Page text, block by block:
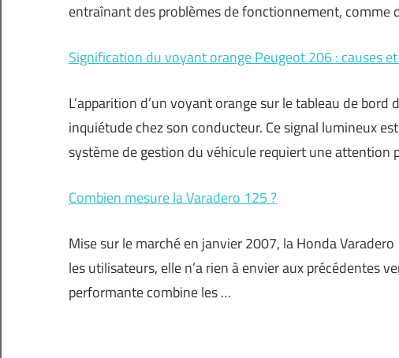
entraînant des problèmes de fonctionnement, comme
Signification du voyant orange Peugeot 206 : causes
L’apparition d’un voyant orange sur le tableau de
inquiétude chez son conducteur. Ce signal lumineux
système de gestion du véhicule requiert une attention
Combien mesure la Varadero 125 ?
Mise sur le marché en janvier 2007, la Honda
les utilisateurs, elle n’a rien à envier aux précédentes
performante combine les …